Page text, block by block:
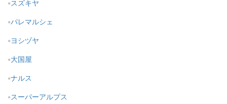
スズキヤ
パレマルシェ
ヨシヅヤ
大国屋
ナルス
スーパーアルプス